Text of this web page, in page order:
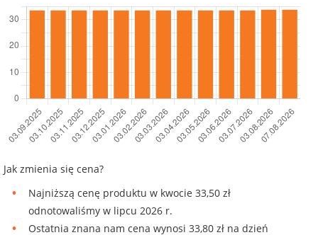
Jak zmienia się cena?
Najniższą cenę produktu w kwocie 33,50 zł
odnotowaliśmy w lipcu 2026 r.
Ostatnia znana nam cena wynosi 33,80 zł na dzień